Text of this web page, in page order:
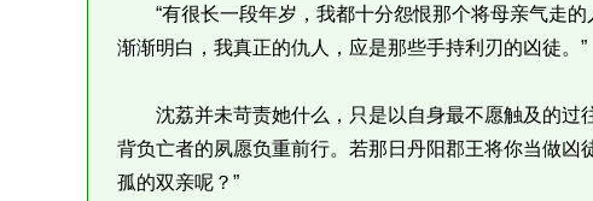
“有很长一段年岁，我都十分怨恨那个将母亲气走的
渐渐明白，我真正的仇人，应是那些手持利刃的凶徒。”
沈荔并未苛责她什么，只是以自身最不愿触及的过
背负亡者的夙愿负重前行。若那日丹阳郡王将你当做
孤的双亲呢？”